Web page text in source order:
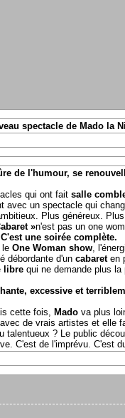
spectacle de Mado la
de l'humour, se
qui ont fait salle
avec un spectacle qui
Plus généreux.
»n'est pas un one
C'est une soirée complète.
le One Woman show,
débordante d'un cabaret en
librequi ne demande plus la
excessive et
cette fois, Mado va plus
de vrais artistes et elle
talentueux ? Le public
C'est de l'imprévu. C'est